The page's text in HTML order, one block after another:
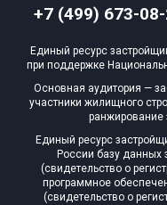
Блокированных домов
Квартир,
блоков в БД
+7 (499) 673-
Единый ресурс
при поддержке
Основная аудитория —
участники жилищного
ранжирование
Единый ресурс
России базу данных
(свидетельство о
программное
(свидетельство о